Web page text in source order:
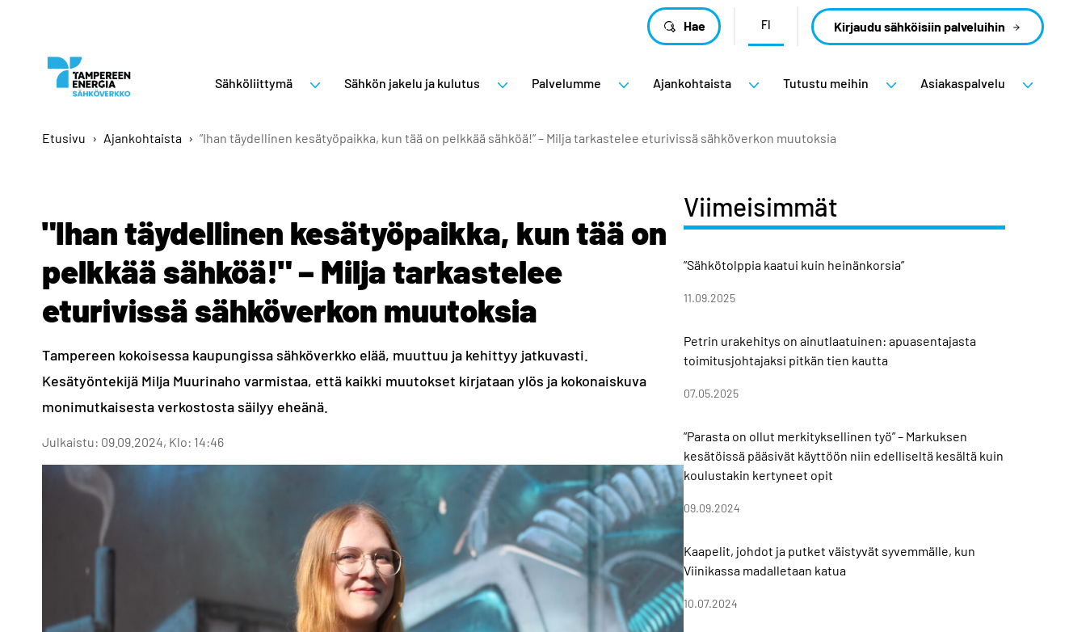
Hae FI Kirjaudu sähköisiin palveluihin
Sähköliittymä Sähkön jakelu ja kulutus Palvelumme Ajankohtaista Tutustu meihin Asiakaspalvelu
Etusivu › Ajankohtaista › ”Ihan täydellinen kesätyöpaikka, kun tää on pelkkää sähköä!” – Milja tarkastelee eturivissä sähköverkon muutoksia
"Ihan täydellinen kesätyöpaikka, kun tää on
pelkkää sähköä!" – Milja tarkastelee
eturivissä sähköverkon muutoksia
Tampereen kokoisessa kaupungissa sähköverkko elää, muuttuu ja kehittyy jatkuvasti.
Kesätyöntekijä Milja Muurinaho varmistaa, että kaikki muutokset kirjataan ylös ja kokonaiskuva
monimutkaisesta verkostosta säilyy eheänä.
Julkaistu: 09.09.2024, Klo: 14:46
Viimeisimmät
”Sähkötolppia kaatui kuin heinänkorsia”
11.09.2025
Petrin urakehitys on ainutlaatuinen: apuasentajasta
toimitusjohtajaksi pitkän tien kautta
07.05.2025
”Parasta on ollut merkityksellinen työ” – Markuksen
kesätöissä pääsivät käyttöön niin edelliseltä kesältä kuin
koulustakin kertyneet opit
09.09.2024
Kaapelit, johdot ja putket väistyvät syvemmälle, kun
Viinikassa madalletaan katua
10.07.2024